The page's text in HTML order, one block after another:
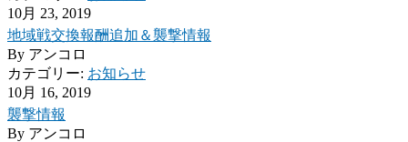
10月 23, 2019
地域戦交換報酬追加＆襲撃情報
By アンコロ
カテゴリー: お知らせ
10月 16, 2019
襲撃情報
By アンコロ